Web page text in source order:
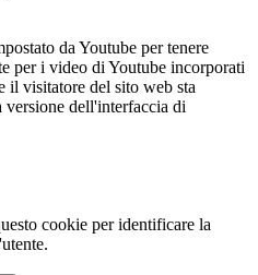
da Youtube per tenere
per i video di Youtube incorporati
il visitatore del sito web sta
dell'interfaccia di
cookie per identificare la